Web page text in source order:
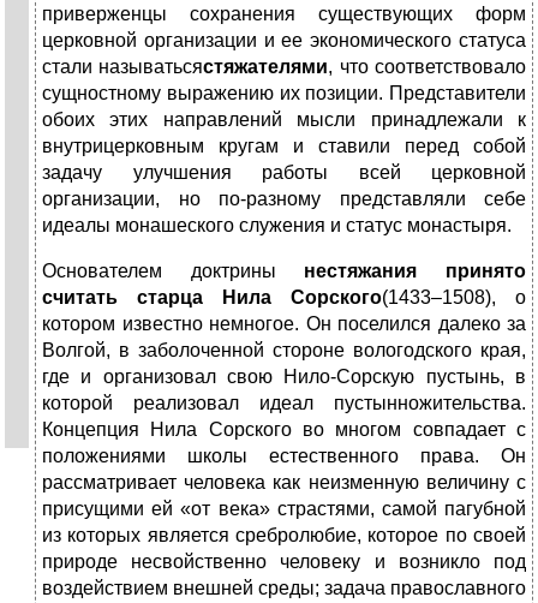
приверженцы сохранения существующих форм
церковной организации и ее экономического статуса
стали называтьсястяжателями, что соответствовало
сущностному выражению их позиции. Представители
обоих этих направлений мысли принадлежали к
внутрицерковным кругам и ставили перед собой
задачу улучшения работы всей церковной
организации, но по-разному представляли себе
идеалы монашеского служения и статус монастыря.
Основателем доктрины нестяжания принято
считать старца Нила Сорского(1433–1508), о
котором известно немногое. Он поселился далеко за
Волгой, в заболоченной стороне вологодского края,
где и организовал свою Нило-Сорскую пустынь, в
которой реализовал идеал пустынножительства.
Концепция Нила Сорского во многом совпадает с
положениями школы естественного права. Он
рассматривает человека как неизменную величину с
присущими ей «от века» страстями, самой пагубной
из которых является сребролюбие, которое по своей
природе несвойственно человеку и возникло под
воздействием внешней среды; задача православного